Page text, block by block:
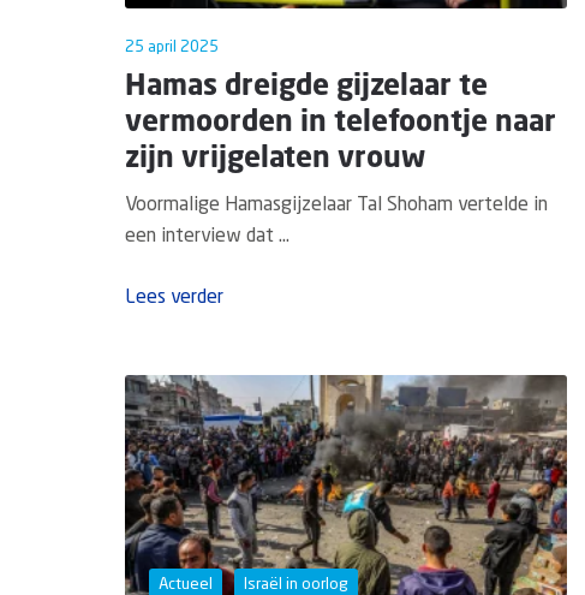
25 april 2025
Hamas dreigde gijzelaar te
vermoorden in telefoontje naar
zijn vrijgelaten vrouw
Voormalige Hamasgijzelaar Tal Shoham vertelde in
een interview dat ...
Lees verder
Actueel Israël in oorlog